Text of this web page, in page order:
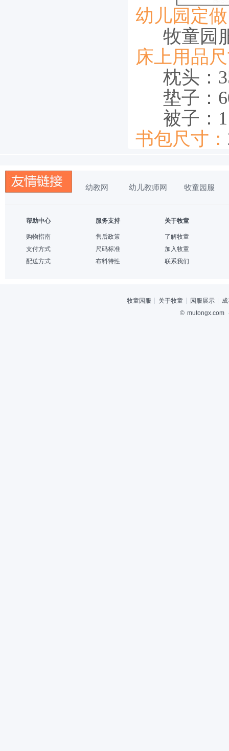
幼儿园定
牧童园
床上用品
枕头：
垫子：
被子：
书包尺寸：
幼教网 幼儿教师网 牧童园服
帮助中心
购物指南
支付方式
配送方式
服务支持
售后政策
尺码标准
布料特性
关于牧童
了解牧童
加入牧童
联系我们
牧童园服 关于牧童 园服展示
© mutongx.com